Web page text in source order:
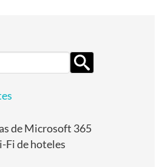
de Microsoft 365
Fi de hoteles